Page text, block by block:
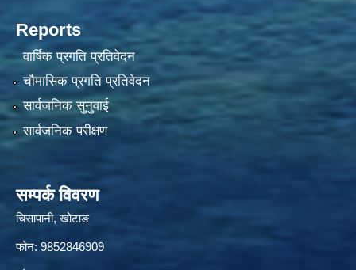
Reports
वार्षिक प्रगति प्रतिवेदन
चौमासिक प्रगति प्रतिवेदन
सार्वजनिक सुनुवाई
सार्वजनिक परीक्षण
सम्पर्क विवरण
चिसापानी, खोटाङ
फोन: 9852846909